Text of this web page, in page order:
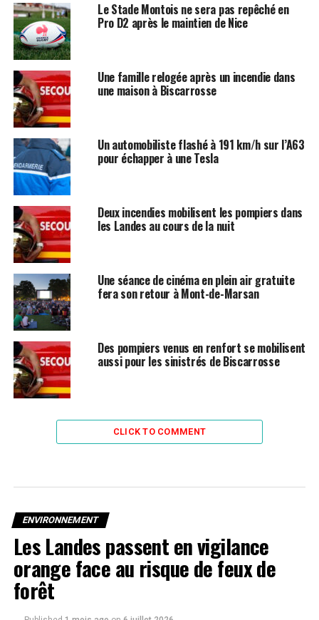
Le Stade Montois ne sera pas repêché en
Pro D2 après le maintien de Nice
Une famille relogée après un incendie dans
une maison à Biscarrosse
Un automobiliste flashé à 191 km/h sur l’A63
pour échapper à une Tesla
Deux incendies mobilisent les pompiers dans
les Landes au cours de la nuit
Une séance de cinéma en plein air gratuite
fera son retour à Mont-de-Marsan
Des pompiers venus en renfort se mobilisent
aussi pour les sinistrés de Biscarrosse
CLICK TO COMMENT
ENVIRONNEMENT
Les Landes passent en vigilance
orange face au risque de feux de
forêt